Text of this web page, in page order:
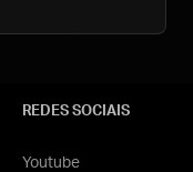
REDES SOCIAIS
Youtube